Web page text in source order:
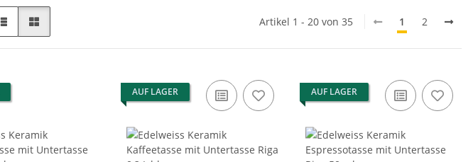
Artikel 1 - 20 von 35 1 2
AUF LAGER AUF LAGER